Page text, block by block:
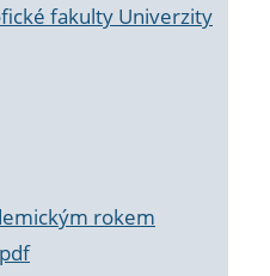
fakulty Univerzity
rokem